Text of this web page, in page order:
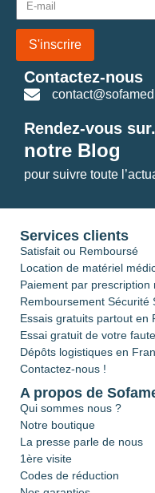
S'inscrire
Contactez-nous
Rendez-vous
notre Blog
pour suivre toute
Services clients
Satisfait ou Remboursé
Location de matériel
Paiement par prescription
Remboursement Sécurité
Essais gratuits partout en
Essai gratuit de votre
Dépôts logistiques en
Contactez-nous !
A propos de
Qui sommes nous ?
Notre boutique
La presse parle de nous
1ère visite
Codes de réduction